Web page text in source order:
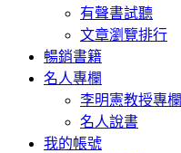
有聲書試聽
文章瀏覽排行
暢銷書籍
名人專欄
李明憲教授專欄
名人說書
我的帳號